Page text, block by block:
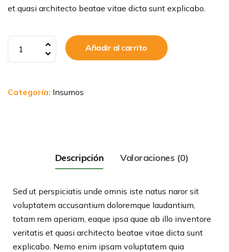
et quasi architecto beatae vitae dicta sunt explicabo.
Añadir al carrito
Categoría: Insumos
Descripción Valoraciones (0)
Sed ut perspiciatis unde omnis iste natus naror sit
voluptatem accusantium doloremque laudantium,
totam rem aperiam, eaque ipsa quae ab illo inventore
veritatis et quasi architecto beatae vitae dicta sunt
explicabo. Nemo enim ipsam voluptatem quia